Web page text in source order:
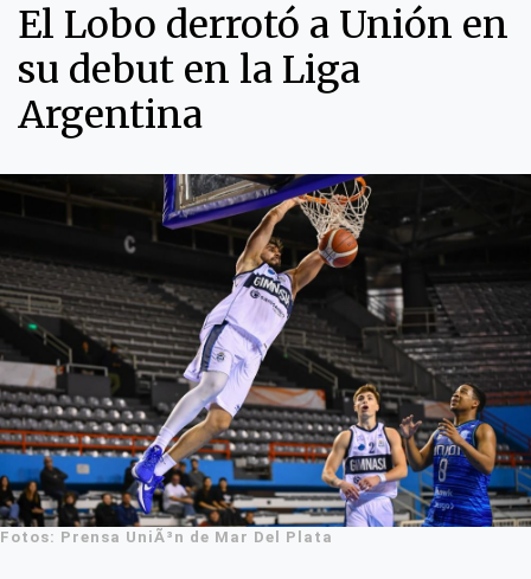
El Lobo derrotó a Unión en
su debut en la Liga
Argentina
Fotos: Prensa UniÃ³n de Mar Del Plata